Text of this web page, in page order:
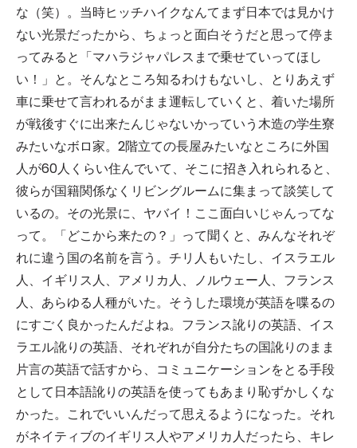
な（笑）。当時ヒッチハイクなんてまず日本では見かけ
ない光景だったから、ちょっと面白そうだと思って停ま
ってみると「マハラジャパレスまで乗せていってほし
い！」と。そんなところ知るわけもないし、とりあえず
車に乗せて言われるがまま運転していくと、着いた場所
が戦後すぐに出来たんじゃないかっていう木造の学生寮
みたいなボロ家。2階立ての長屋みたいなところに外国
人が60人くらい住んでいて、そこに招き入れられると、
彼らが国籍関係なくリビングルームに集まって談笑して
いるの。その光景に、ヤバイ！ここ面白いじゃんってな
って。「どこから来たの？」って聞くと、みんなそれぞ
れに違う国の名前を言う。チリ人もいたし、イスラエル
人、イギリス人、アメリカ人、ノルウェー人、フランス
人、あらゆる人種がいた。そうした環境が英語を喋るの
にすごく良かったんだよね。フランス訛りの英語、イス
ラエル訛りの英語、それぞれが自分たちの国訛りのまま
片言の英語で話すから、コミュニケーションをとる手段
として日本語訛りの英語を使ってもあまり恥ずかしくな
かった。これでいいんだって思えるようになった。それ
がネイティブのイギリス人やアメリカ人だったら、キレ